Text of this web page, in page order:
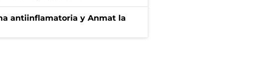
antiinflamatoria y Anmat la